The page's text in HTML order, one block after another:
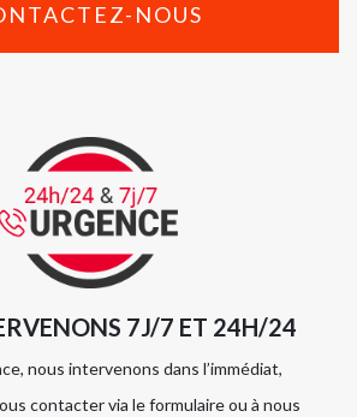
NOUS
7J/7 ET 24H/24
nous intervenons dans l’immédiat,
contacter via le formulaire ou à nous